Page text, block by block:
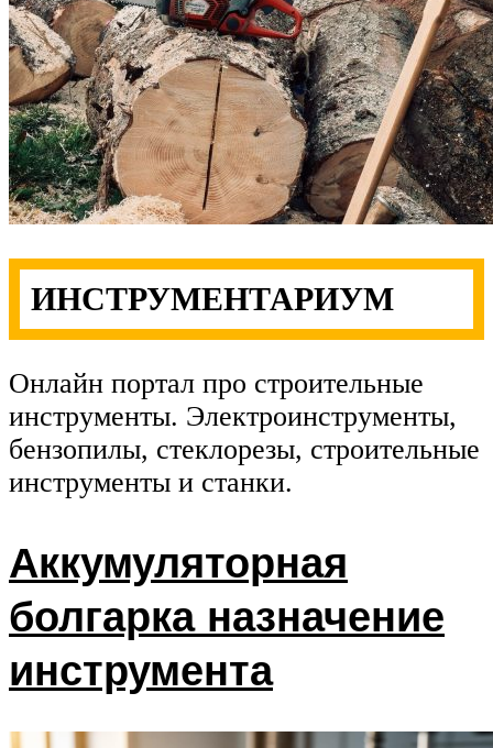
ИНСТРУМЕНТАРИУМ
Онлайн портал про строительные
инструменты. Электроинструменты,
бензопилы, стеклорезы, строительные
инструменты и станки.
Аккумуляторная
болгарка назначение
инструмента